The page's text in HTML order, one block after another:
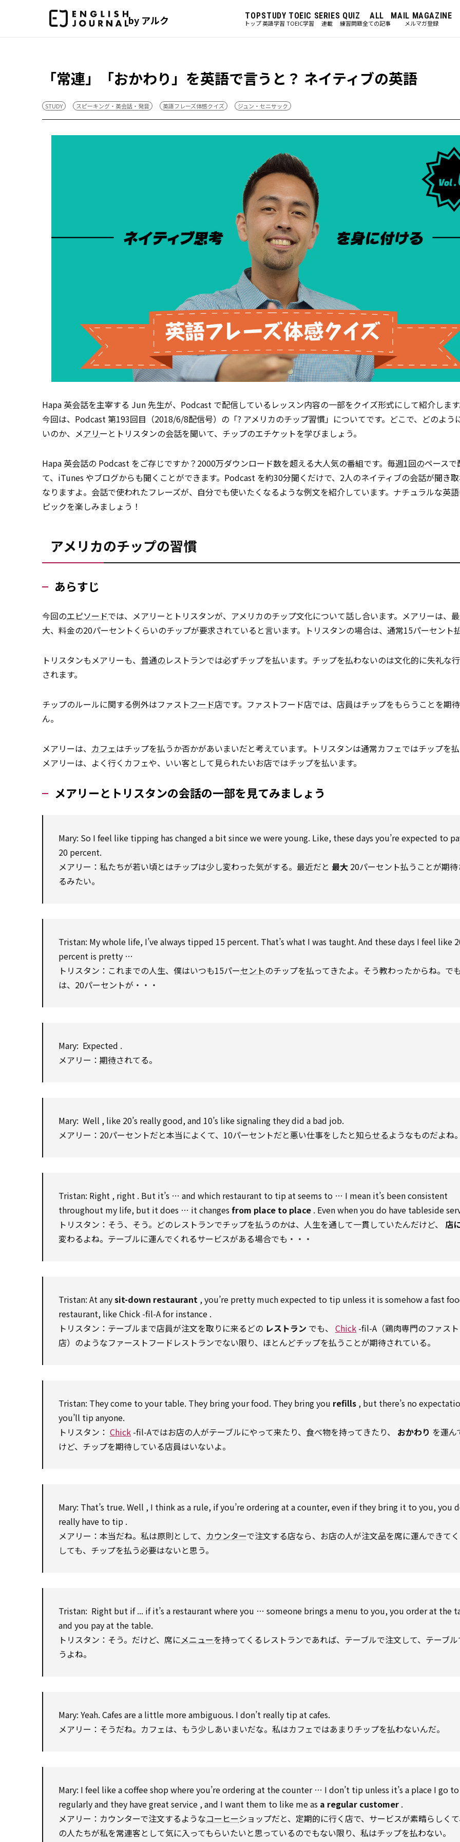
by アルク TOP
トップ
STUDY
英語学習
TOEIC
TOEIC学習
SERIES
連載
QUIZ
練習問題
ALL
全ての記事
MAIL MAGAZINE
メルマガ登録
「常連」「おかわり」を英語で言うと？ ネイティブの英語
STUDY スピーキング・英会話・発音 英語フレーズ体感クイズ ジュン・セニサック
Hapa 英会話を主宰する Jun 先生が、Podcast で配信しているレッスン内容の一部をクイズ形式にして紹介しま
今回は、Podcast 第193回目（2018/6/8配信号）の「? アメリカのチップ習慣」についてです。どこで、どのよう
いのか、メアリーとトリスタンの会話を聞いて、チップのエチケットを学びましょう。
Hapa 英会話の Podcast をご存じですか？2000万ダウンロード数を超える大人気の番組です。毎週1回のペースで
て、iTunes やブログからも聞くことができます。Podcast を約30分聞くだけで、2人のネイティブの会話が聞き
なりますよ。会話で使われたフレーズが、自分でも使いたくなるような例文を紹介しています。ナチュラルな英
ピックを楽しみましょう！
アメリカのチップの習慣
あらすじ
今回のエピソードでは、メアリーとトリスタンが、アメリカのチップ文化について話し合います。メアリーは、
大、料金の20パーセントくらいのチップが要求されていると言います。トリスタンの場合は、通常15パーセント払
トリスタンもメアリーも、 普通のレストランでは必ずチップを払います。チップを払わないのは文化的に失礼な
されます。
チップのルールに関する例外はファストフード店です。ファストフード店では、店員はチップをもらうことを期
ん。
メアリーは、 カフェはチップを払うか否かがあいまいだと考えています。トリスタンは通常カフェではチップを払
メアリーは、よく行くカフェや、いい客として見られたいお店ではチップを払います。
メアリーとトリスタンの会話の一部を見てみましょう
Mary: So I feel like tipping has changed a bitsincewe were young. Like, these days you’reexpected to
20 percent.
メアリー：私たちが若い頃とはチップは少し変わった気がする。最近だと 最大 20パーセント払うことが期待
るみたい。
Tristan: Mywhole life, I’ve always tipped 15 percent. That’s what I was taught. And these days I feel like
percent is pretty …
トリスタン：これまでの人生、僕はいつも15パーセントのチップを払ってきたよ。そう教わったからね。で
は、20パーセントが・・・
Mary: Expected .
メアリー： 期待されてる。
Mary: Well , like 20’s really good, and 10’s like signaling they did a bad job.
メアリー：20パーセントだと本当によくて、10パーセントだと悪い仕事をしたと知らせるようなものだよね。
Tristan: Right , right . But it’s … and which restaurant to tipat seems to … I mean it’s beenconsistent
throughout my life, but it does … it changes from place to place . Evenwhen you do have tableside
トリスタン：そう、そう。どのレストランでチップを払うのかは、人生を通して一貫していたんだけど、 店
変わるよね。テーブルに運んでくれるサービスがある場合でも・・・
Tristan: Atanysit-down restaurant , you’re pretty muchexpected to tip unless it is somehow a fast
restaurant, likeChick -fil-Afor instance .
トリスタン：テーブルまで店員が注文を取りに来るどの レストラン でも、 Chick -fil-A（鶏肉専門のファス
店）のようなファーストフードレストランでない限り、ほとんどチップを払うことが期待されている。
Tristan: Theycome toyour table. They bringyour food. They bringyou refills , but there’s no
you’ll tipanyone.
トリスタン： Chick -fil-Aではお店の人がテーブルにやって来たり、食べ物を持ってきたり、 おかわり を運ん
けど、チップを期待している店員はいないよ。
Mary: That’s true. Well , I thinkas a rule, if you’re ordering at a counter,even ifthey bring it toyou, you
really have to tip .
メアリー：本当だね。私は原則として、 カウンターで注文する店なら、お店の人が注文品を席に運んできて
しても、チップを払う必要はないと思う。
Tristan: Right but if ... if it’s a restaurant where you … someone brings a menu toyou, you orderat the
and you pay at the table.
トリスタン：そう。だけど、席にメニューを持ってくるレストランであれば、テーブルで注文して、テーブ
うよね。
Mary: Yeah. Cafes are a little more ambiguous. I don’t really tipat cafes.
メアリー：そうだね。カフェは、もう少しあいまいだな。私はカフェではあまりチップを払わないんだ。
Mary: I feel like a coffee shop where you’re ordering at the counter … I don’t tip unless it’s a place I go to
regularly and they have greatservice , and I want them to like meas a regular customer .
メアリー：カウンターで注文するようなコーヒーショップだと、定期的に行く店で、サービスが素晴らしく
の人たちが私を常連客として気に入ってもらいたいと思っているのでもない限り、私はチップを払わない。